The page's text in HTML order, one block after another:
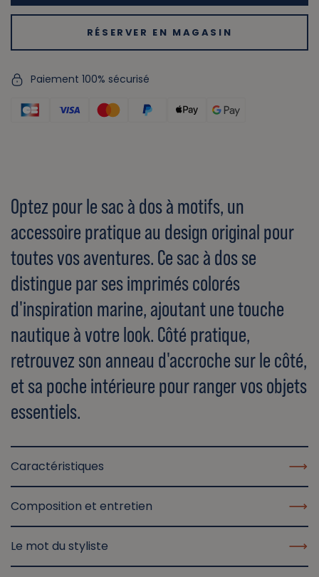
RÉSERVER EN MAGASIN
Paiement 100% sécurisé
Optez pour le sac à dos à motifs, un
accessoire pratique au design original pour
toutes vos aventures. Ce sac à dos se
distingue par ses imprimés colorés
d'inspiration marine, ajoutant une touche
nautique à votre look. Côté pratique,
retrouvez son anneau d'accroche sur le côté,
et sa poche intérieure pour ranger vos objets
essentiels.
Caractéristiques
Composition et entretien
Le mot du styliste